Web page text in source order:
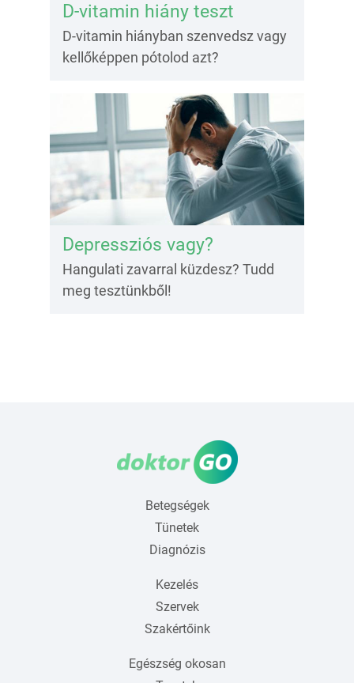
D-vitamin hiány teszt
D-vitamin hiányban szenvedsz vagy
kellőképpen pótolod azt?
Depressziós vagy?
Hangulati zavarral küzdesz? Tudd
meg tesztünkből!
Betegségek
Tünetek
Diagnózis
Kezelés
Szervek
Szakértőink
Egészség okosan